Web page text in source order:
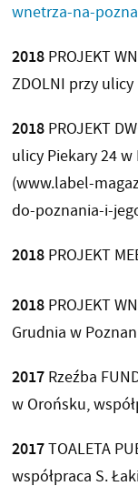
wnetrza-na-
2018PROJEKT
ZDOLNI przy ulicy
2018PROJEKT
ulicy Piekary 24
(www.label-
do-poznania-i-
2018PROJEKT
2018PROJEKT
Grudnia w
2017Rzeźba
w Orońsku,
2017TOALETA
współpraca S.